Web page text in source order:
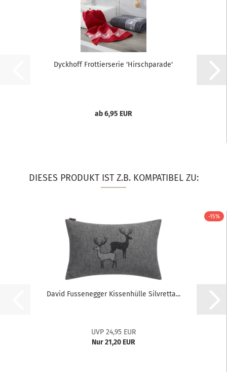
Dyckhoff Frottierserie 'Hirschparade'
ab 6,95 EUR
DIESES PRODUKT IST Z.B. KOMPATIBEL ZU:
-15%
David Fussenegger Kissenhülle Silvretta...
UVP 24,95 EUR
Nur 21,20 EUR